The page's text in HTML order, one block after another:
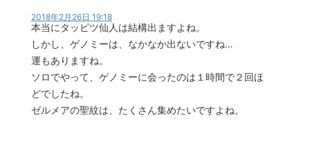
2018年2月26日 19:18
本当にタッピツ仙人は結構出ますよね。
しかし、ゲノミーは、なかなか出ないですね…
運もありますね。
ソロでやって、ゲノミーに会ったのは１時間で２回ほ
どでしたね。
ゼルメアの聖紋は、たくさん集めたいですよね。